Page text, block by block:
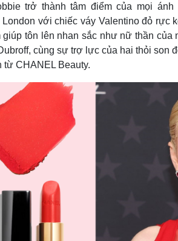
trở thành tâm điểm của mọi
London với chiếc váy Valentino đỏ rực
giúp tôn lên nhan sắc như nữ thần của
cùng sự trợ lực của hai thỏi son
từ CHANEL Beauty.